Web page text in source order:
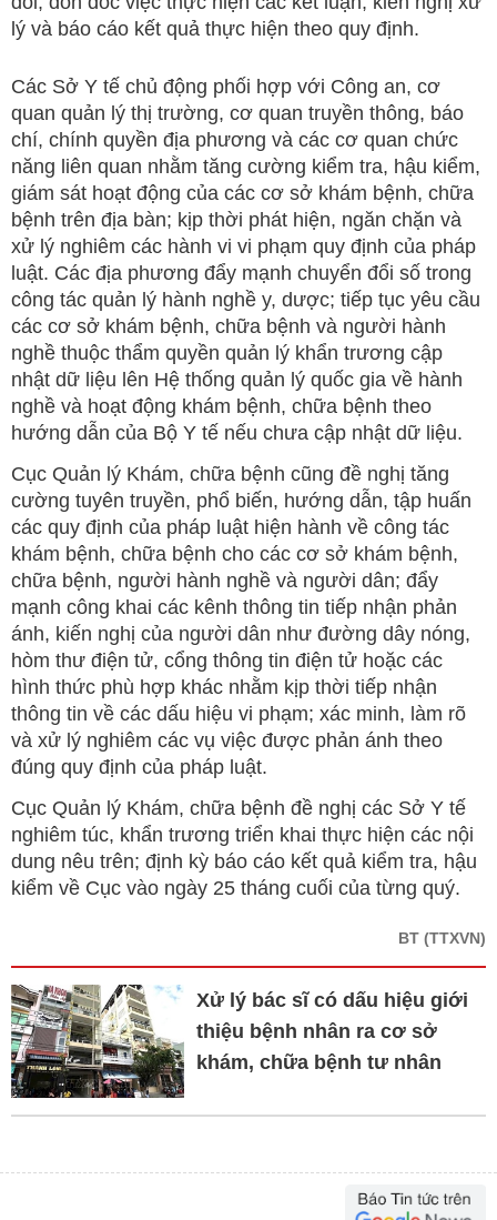
lý và báo cáo kết quả thực hiện theo quy định.
Các Sở Y tế chủ động phối hợp với Công an, cơ
quan quản lý thị trường, cơ quan truyền thông, báo
chí, chính quyền địa phương và các cơ quan chức
năng liên quan nhằm tăng cường kiểm tra, hậu kiểm,
giám sát hoạt động của các cơ sở khám bệnh, chữa
bệnh trên địa bàn; kịp thời phát hiện, ngăn chặn và
xử lý nghiêm các hành vi vi phạm quy định của pháp
luật. Các địa phương đẩy mạnh chuyển đổi số trong
công tác quản lý hành nghề y, dược; tiếp tục yêu cầu
các cơ sở khám bệnh, chữa bệnh và người hành
nghề thuộc thẩm quyền quản lý khẩn trương cập
nhật dữ liệu lên Hệ thống quản lý quốc gia về hành
nghề và hoạt động khám bệnh, chữa bệnh theo
hướng dẫn của Bộ Y tế nếu chưa cập nhật dữ liệu.
Cục Quản lý Khám, chữa bệnh cũng đề nghị tăng
cường tuyên truyền, phổ biến, hướng dẫn, tập huấn
các quy định của pháp luật hiện hành về công tác
khám bệnh, chữa bệnh cho các cơ sở khám bệnh,
chữa bệnh, người hành nghề và người dân; đẩy
mạnh công khai các kênh thông tin tiếp nhận phản
ánh, kiến nghị của người dân như đường dây nóng,
hòm thư điện tử, cổng thông tin điện tử hoặc các
hình thức phù hợp khác nhằm kịp thời tiếp nhận
thông tin về các dấu hiệu vi phạm; xác minh, làm rõ
và xử lý nghiêm các vụ việc được phản ánh theo
đúng quy định của pháp luật.
Cục Quản lý Khám, chữa bệnh đề nghị các Sở Y tế
nghiêm túc, khẩn trương triển khai thực hiện các nội
dung nêu trên; định kỳ báo cáo kết quả kiểm tra, hậu
kiểm về Cục vào ngày 25 tháng cuối của từng quý.
BT (TTXVN)
Xử lý bác sĩ có dấu hiệu giới
thiệu bệnh nhân ra cơ sở
khám, chữa bệnh tư nhân